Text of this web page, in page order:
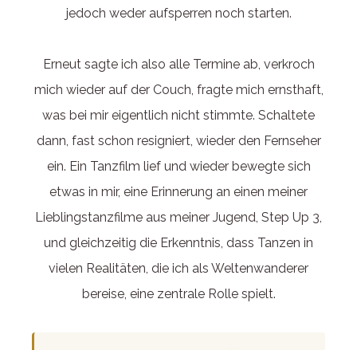
jedoch weder aufsperren noch starten.
Erneut sagte ich also alle Termine ab, verkroch
mich wieder auf der Couch, fragte mich ernsthaft,
was bei mir eigentlich nicht stimmte. Schaltete
dann, fast schon resigniert, wieder den Fernseher
ein. Ein Tanzfilm lief und wieder bewegte sich
etwas in mir, eine Erinnerung an einen meiner
Lieblingstanzfilme aus meiner Jugend, Step Up 3,
und gleichzeitig die Erkenntnis, dass Tanzen in
vielen Realitäten, die ich als Weltenwanderer
bereise, eine zentrale Rolle spielt.